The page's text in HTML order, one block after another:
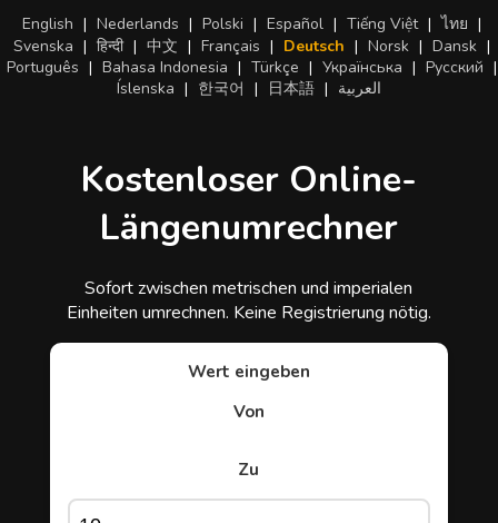
English | Nederlands | Polski | Español | Tiếng Việt | ไทย |
Svenska | हिन्दी | 中文 | Français | Deutsch | Norsk | Dansk |
Português | Bahasa Indonesia | Türkçe | Українська | Русский |
Íslenska | 한국어 | 日本語 | العربية
Kostenloser Online-
Längenumrechner
Sofort zwischen metrischen und imperialen
Einheiten umrechnen. Keine Registrierung nötig.
Wert eingeben
Von
Zu